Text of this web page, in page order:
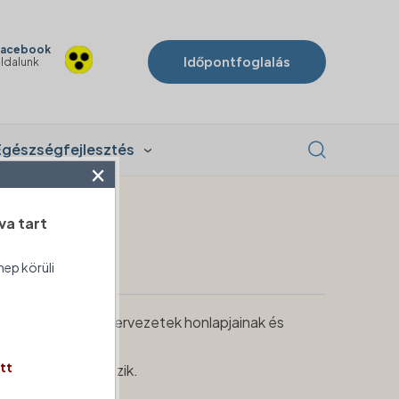
Időpontfoglalás
szervezetek honlapjainak és
vonatkozik.
×
tart
körüli